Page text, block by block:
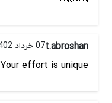
t.abroshan07 خرداد 1402 - 11:12
Your effort is unique